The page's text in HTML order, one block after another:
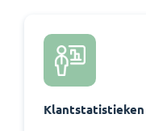
Klantstatistieken